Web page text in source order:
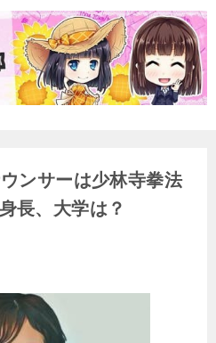
ンサーは少林寺拳法
長、大学は？